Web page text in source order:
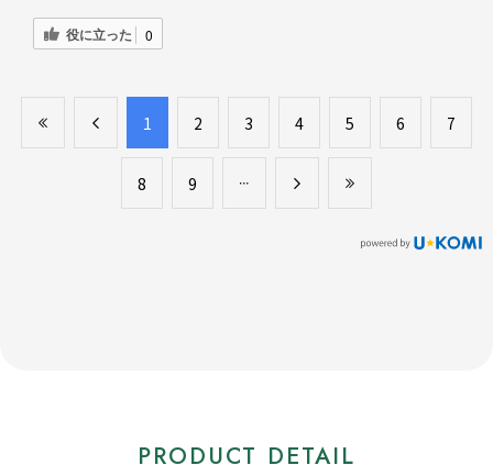
役に立った 0
​1 ​2 ​3 ​4 ​5 ​6 ​7
​8 ​9
PRODUCT DETAIL